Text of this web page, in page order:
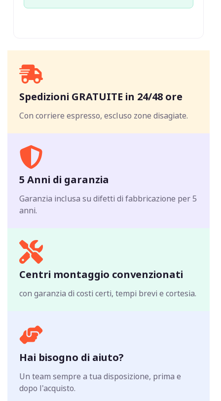
Spedizioni GRATUITE in 24/48 ore
Con corriere espresso, escluso zone disagiate.
5 Anni di garanzia
Garanzia inclusa su difetti di fabbricazione per 5
anni.
Centri montaggio convenzionati
con garanzia di costi certi, tempi brevi e cortesia.
Hai bisogno di aiuto?
Un team sempre a tua disposizione, prima e
dopo l'acquisto.